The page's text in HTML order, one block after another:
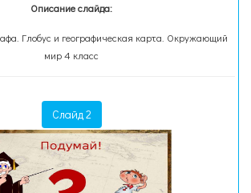
Описание слайда:
Глобус и географическая карта. Окружающий
мир 4 класс
Слайд 2